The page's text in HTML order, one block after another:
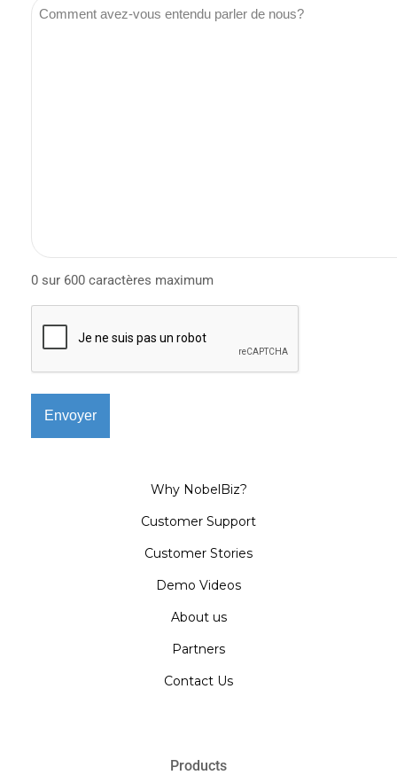
0 sur 600 caractères maximum
Why NobelBiz?
Customer Support
Customer Stories
Demo Videos
About us
Partners
Contact Us
Products